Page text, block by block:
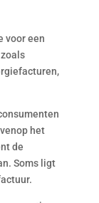
voor een
het
de
Soms ligt